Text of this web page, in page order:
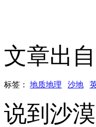
文章出
标签： 地质地理 沙地
说到沙